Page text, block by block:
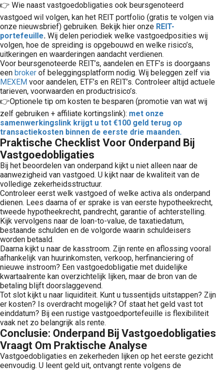
👉 Wie naast vastgoedobligaties ook beursgenoteerd
vastgoed wil volgen, kan het REIT portfolio (gratis te volgen via
onze nieuwsbrief) gebruiken. Bekijk hier onze REIT-
portefeuille. Wij delen periodiek welke vastgoedposities wij
volgen, hoe de spreiding is opgebouwd en welke risico’s,
uitkeringen en waarderingen aandacht verdienen.
Voor beursgenoteerde REIT’s, aandelen en ETF’s is doorgaans
een broker of beleggingsplatform nodig. Wij beleggen zelf via
MEXEM voor aandelen, ETF’s en REIT’s. Controleer altijd actuele
tarieven, voorwaarden en productrisico’s.
👉Optionele tip om kosten te besparen (promotie van wat wij
zelf gebruiken + affiliate kortingslink): met onze
samenwerkingslink krijgt u tot €100 geld terug op
transactiekosten binnen de eerste drie maanden.
Praktische Checklist Voor Onderpand Bij
Vastgoedobligaties
Bij het beoordelen van onderpand kijkt u niet alleen naar de
aanwezigheid van vastgoed. U kijkt naar de kwaliteit van de
volledige zekerheidsstructuur.
Controleer eerst welk vastgoed of welke activa als onderpand
dienen. Lees daarna of er sprake is van eerste hypotheekrecht,
tweede hypotheekrecht, pandrecht, garantie of achterstelling.
Kijk vervolgens naar de loan-to-value, de taxatiedatum,
bestaande schulden en de volgorde waarin schuldeisers
worden betaald.
Daarna kijkt u naar de kasstroom. Zijn rente en aflossing vooral
afhankelijk van huurinkomsten, verkoop, herfinanciering of
nieuwe instroom? Een vastgoedobligatie met duidelijke
kwartaalrente kan overzichtelijk lijken, maar de bron van de
betaling blijft doorslaggevend.
Tot slot kijkt u naar liquiditeit. Kunt u tussentijds uitstappen? Zijn
er kosten? Is overdracht mogelijk? Of staat het geld vast tot
einddatum? Bij een rustige vastgoedportefeuille is flexibiliteit
vaak net zo belangrijk als rente.
Conclusie: Onderpand Bij Vastgoedobligaties
Vraagt Om Praktische Analyse
Vastgoedobligaties en zekerheden lijken op het eerste gezicht
eenvoudig. U leent geld uit, ontvangt rente volgens de